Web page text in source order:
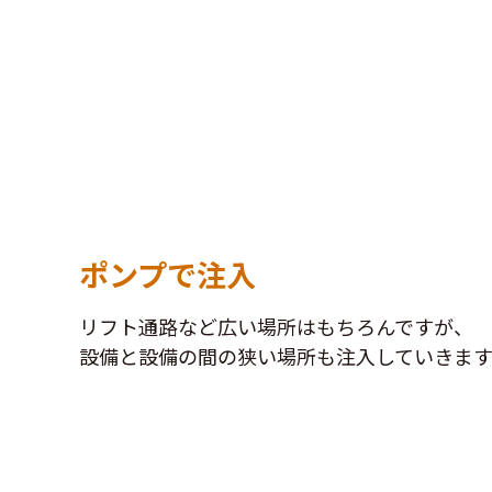
ポンプで注入
リフト通路など広い場所はもちろんですが、
設備と設備の間の狭い場所も注入していきま